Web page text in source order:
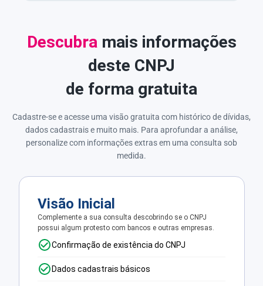
Descubramais informações
deste CNPJ
de forma gratuita
Cadastre-se e acesse uma visão gratuita com histórico de dívidas,
dados cadastrais e muito mais. Para aprofundar a análise,
personalize com informações extras em uma consulta sob
medida.
Visão Inicial
Complemente a sua consulta descobrindo se o CNPJ
possui algum protesto com bancos e outras empresas.
Confirmação de existência do CNPJ
Dados cadastrais básicos